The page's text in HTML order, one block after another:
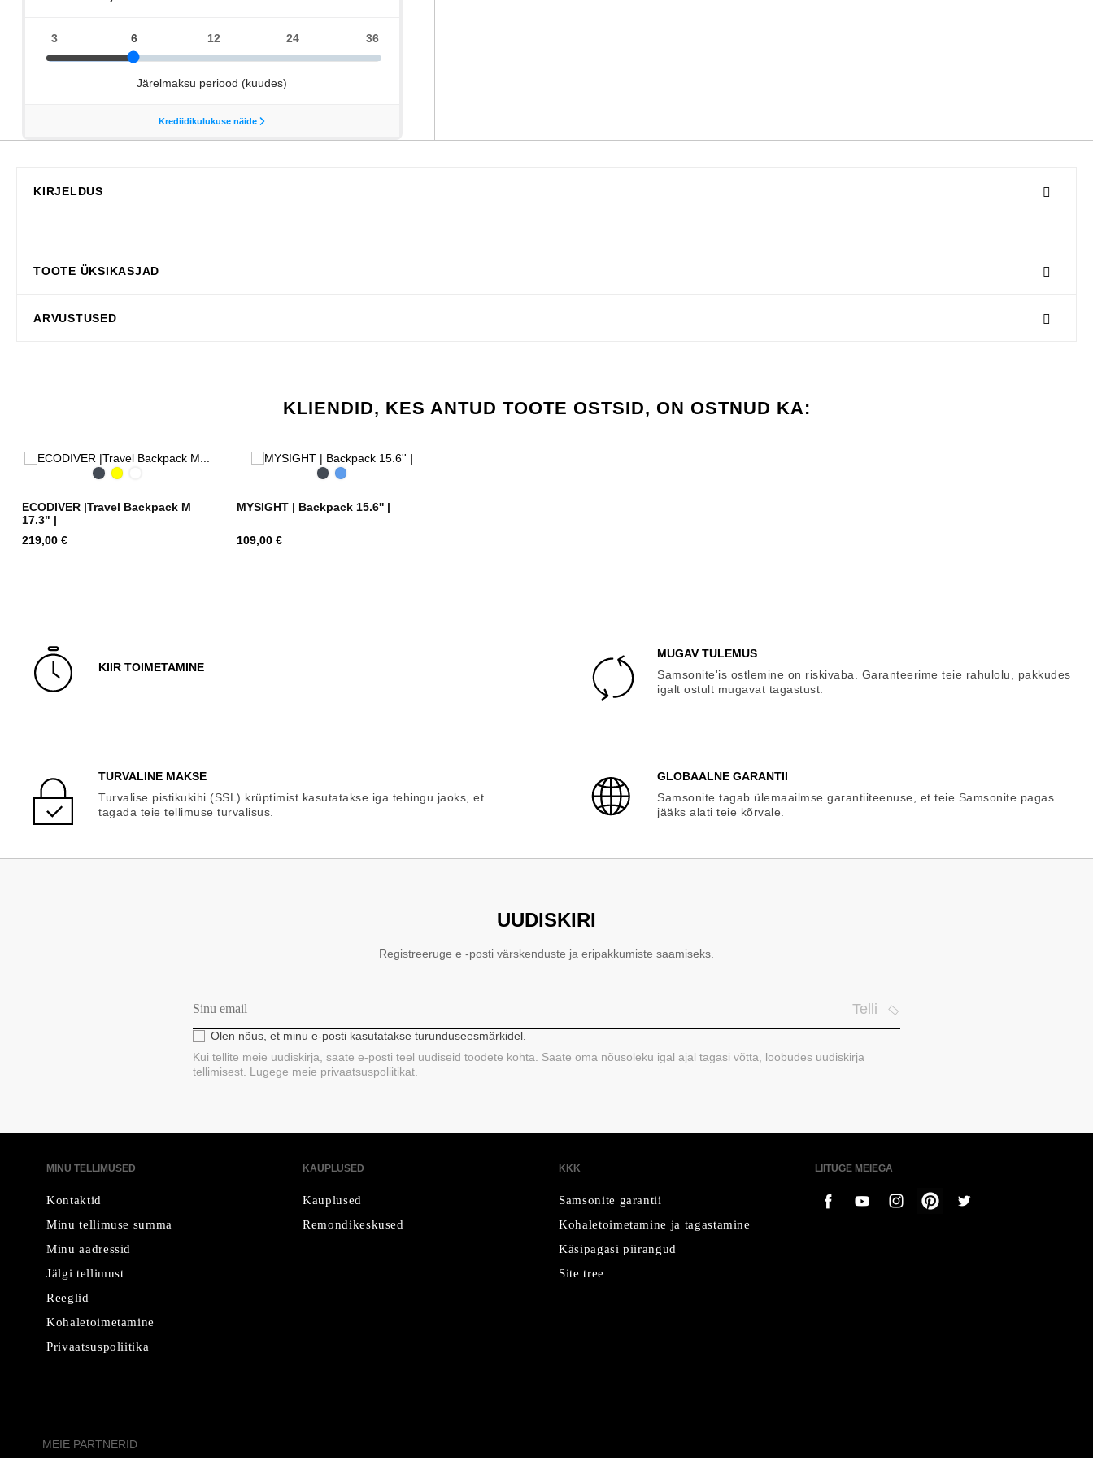
KIRJELDUS
TOOTE ÜKSIKASJAD
ARVUSTUSED
KLIENDID, KES ANTUD TOOTE OSTSID, ON OSTNUD KA:
BlackYellow
ECODIVER |Travel Backpack M
17.3" |
Hind
219,00 €
BlackBlue
MYSIGHT | Backpack 15.6'' |
Hind
109,00 €
KIIR TOIMETAMINE
MUGAV TULEMUS
Samsonite'is ostlemine on riskivaba. Garanteerime teie rahulolu, pakkudes
igalt ostult mugavat tagastust.
TURVALINE MAKSE
Turvalise pistikukihi (SSL) krüptimist kasutatakse iga tehingu jaoks, et
tagada teie tellimuse turvalisus.
GLOBAALNE GARANTII
Samsonite tagab ülemaailmse garantiiteenuse, et teie Samsonite pagas
jääks alati teie kõrvale.
UUDISKIRI
Registreeruge e -posti värskenduste ja eripakkumiste saamiseks.
Telli
Olen nõus, et minu e-posti kasutatakse turunduseesmärkidel.
Kui tellite meie uudiskirja, saate e-posti teel uudiseid toodete kohta. Saate oma nõusoleku igal ajal tagasi võtta, loobudes uudiskirja
tellimisest. Lugege meie privaatsuspoliitikat.
MINU TELLIMUSED
Kontaktid
Minu tellimuse summa
Minu aadressid
Jälgi tellimust
Reeglid
Kohaletoimetamine
Privaatsuspoliitika
KAUPLUSED
Kauplused
Remondikeskused
KKK
Samsonite garantii
Kohaletoimetamine ja tagastamine
Käsipagasi piirangud
Site tree
LIITUGE MEIEGA
MEIE PARTNERID